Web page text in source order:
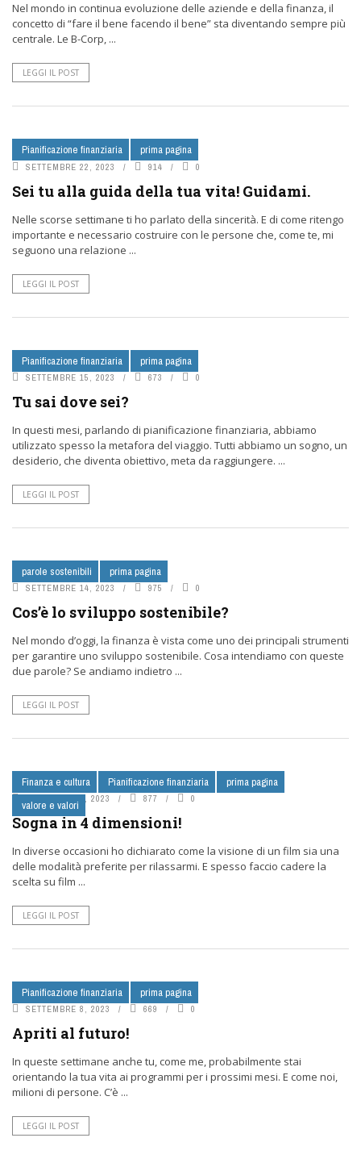
Nel mondo in continua evoluzione delle aziende e della finanza, il
concetto di “fare il bene facendo il bene” sta diventando sempre più
centrale. Le B-Corp, ...
LEGGI IL POST
Pianificazione finanziaria prima pagina
SETTEMBRE 22, 2023 914 0
Sei tu alla guida della tua vita! Guidami.
Nelle scorse settimane ti ho parlato della sincerità. E di come ritengo
importante e necessario costruire con le persone che, come te, mi
seguono una relazione ...
LEGGI IL POST
Pianificazione finanziaria prima pagina
SETTEMBRE 15, 2023 673 0
Tu sai dove sei?
In questi mesi, parlando di pianificazione finanziaria, abbiamo
utilizzato spesso la metafora del viaggio. Tutti abbiamo un sogno, un
desiderio, che diventa obiettivo, meta da raggiungere. ...
LEGGI IL POST
parole sostenibili prima pagina
SETTEMBRE 14, 2023 975 0
Cos’è lo sviluppo sostenibile?
Nel mondo d’oggi, la finanza è vista come uno dei principali strumenti
per garantire uno sviluppo sostenibile. Cosa intendiamo con queste
due parole? Se andiamo indietro ...
LEGGI IL POST
Finanza e cultura Pianificazione finanziaria
prima pagina
valore e valori
SETTEMBRE 8, 2023 877 0
Sogna in 4 dimensioni!
In diverse occasioni ho dichiarato come la visione di un film sia una
delle modalità preferite per rilassarmi. E spesso faccio cadere la
scelta su film ...
LEGGI IL POST
Pianificazione finanziaria prima pagina
SETTEMBRE 8, 2023 669 0
Apriti al futuro!
In queste settimane anche tu, come me, probabilmente stai
orientando la tua vita ai programmi per i prossimi mesi. E come noi,
milioni di persone. C’è ...
LEGGI IL POST